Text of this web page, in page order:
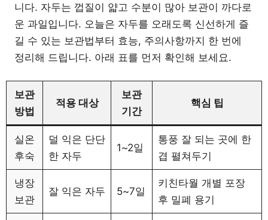
니다. 자두는 껍질이 얇고 수분이 많아 보관이 까다로
운 과일입니다. 오늘은 자두를 오래도록 신선하게 즐
길 수 있는 보관법부터 효능, 주의사항까지 한 번에
정리해 드립니다. 아래 표를 먼저 확인해 보세요.
보관
방법
적용 대상
보관
기간
핵심 팁
실온
후숙
덜 익은 단단
한 자두
1~2일
통풍 잘 되는 곳에 한
겹 펼쳐두기
냉장
보관
잘 익은 자두 5~7일
키친타월 개별 포장
후 밀폐 용기